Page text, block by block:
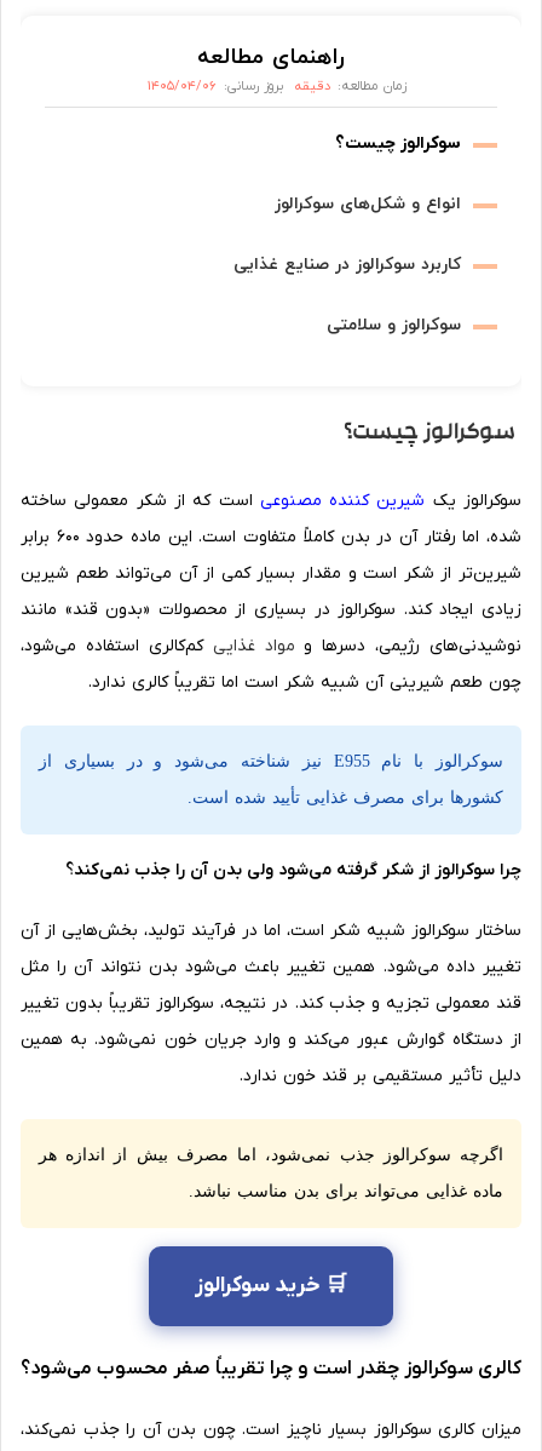
راهنمای مطالعه
زمان مطالعه: دقیقه بروز رسانی: ۱۴۰۵/۰۴/۰۶
سوکرالوز چیست؟
انواع و شکل‌های سوکرالوز
کاربرد سوکرالوز در صنایع غذایی
سوکرالوز و سلامتی
سوکرالوز چیست؟
سوکرالوز یک شیرین کننده مصنوعی است که از شکر معمولی ساخته
شده، اما رفتار آن در بدن کاملاً متفاوت است. این ماده حدود ۶۰۰ برابر
شیرین‌تر از شکر است و مقدار بسیار کمی از آن می‌تواند طعم شیرین
زیادی ایجاد کند. سوکرالوز در بسیاری از محصولات «بدون قند» مانند
نوشیدنی‌های رژیمی، دسرها و مواد غذایی کم‌کالری استفاده می‌شود،
چون طعم شیرینی آن شبیه شکر است اما تقریباً کالری ندارد.
سوکرالوز با نام E955 نیز شناخته می‌شود و در بسیاری از
کشورها برای مصرف غذایی تأیید شده است.
چرا سوکرالوز از شکر گرفته می‌شود ولی بدن آن را جذب نمی‌کند؟
ساختار سوکرالوز شبیه شکر است، اما در فرآیند تولید، بخش‌هایی از آن
تغییر داده می‌شود. همین تغییر باعث می‌شود بدن نتواند آن را مثل
قند معمولی تجزیه و جذب کند. در نتیجه، سوکرالوز تقریباً بدون تغییر
از دستگاه گوارش عبور می‌کند و وارد جریان خون نمی‌شود. به همین
دلیل تأثیر مستقیمی بر قند خون ندارد.
اگرچه سوکرالوز جذب نمی‌شود، اما مصرف بیش از اندازه هر
ماده غذایی می‌تواند برای بدن مناسب نباشد.
🛒 خرید سوکرالوز
کالری سوکرالوز چقدر است و چرا تقریباً صفر محسوب می‌شود؟
میزان کالری سوکرالوز بسیار ناچیز است. چون بدن آن را جذب نمی‌کند،